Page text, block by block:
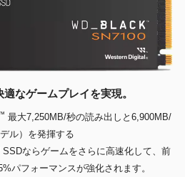
なゲームプレイを実現。
最大7,250MB/秒の読み出しと6,900MB/
ル）を発揮する
ならゲームをさらに高速化して、前
パフォーマンスが強化されます。